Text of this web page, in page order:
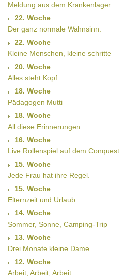
Meldung aus dem Krankenlager
22. Woche
Der ganz normale Wahnsinn.
22. Woche
Kleine Menschen, kleine schritte
20. Woche
Alles steht Kopf
18. Woche
Pädagogen Mutti
18. Woche
All diese Erinnerungen...
16. Woche
Live Rollenspiel auf dem Conquest.
15. Woche
Jede Frau hat ihre Regel.
15. Woche
Elternzeit und Urlaub
14. Woche
Sommer, Sonne, Camping-Trip
13. Woche
Drei Monate kleine Dame
12. Woche
Arbeit, Arbeit, Arbeit...